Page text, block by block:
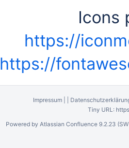
Icons
https://
https://
Impressum|
Tiny URL:
Powered by Atlassian Confluence 9.2.23